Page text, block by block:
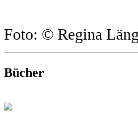
Foto: © Regina
Bücher